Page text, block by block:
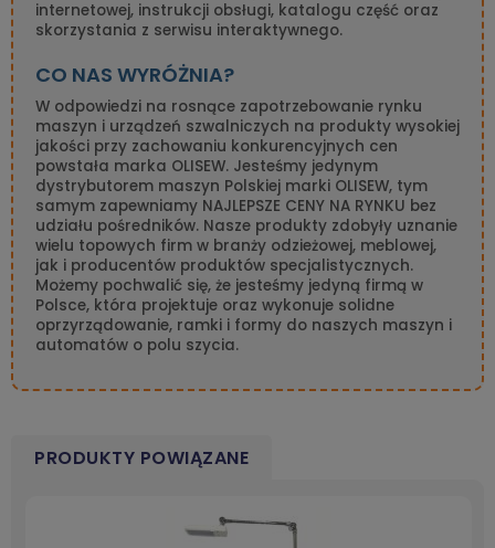
internetowej, instrukcji obsługi, katalogu część oraz
skorzystania z serwisu interaktywnego.
CO NAS WYRÓŻNIA?
W odpowiedzi na rosnące zapotrzebowanie rynku
maszyn i urządzeń szwalniczych na produkty wysokiej
jakości przy zachowaniu konkurencyjnych cen
powstała marka OLISEW. Jesteśmy jedynym
dystrybutorem maszyn Polskiej marki OLISEW, tym
samym zapewniamy NAJLEPSZE CENY NA RYNKU bez
udziału pośredników. Nasze produkty zdobyły uznanie
wielu topowych firm w branży odzieżowej, meblowej,
jak i producentów produktów specjalistycznych.
Możemy pochwalić się, że jesteśmy jedyną firmą w
Polsce, która projektuje oraz wykonuje solidne
oprzyrządowanie, ramki i formy do naszych maszyn i
automatów o polu szycia.
PRODUKTY POWIĄZANE